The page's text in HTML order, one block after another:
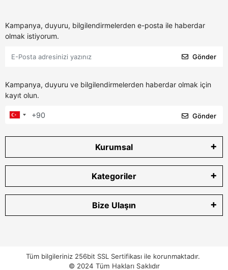
Kampanya, duyuru, bilgilendirmelerden e-posta ile haberdar
olmak istiyorum.
Gönder
Kampanya, duyuru ve bilgilendirmelerden haberdar olmak için
kayıt olun.
Gönder
Kurumsal
Kategoriler
Bize Ulaşın
Tüm bilgileriniz 256bit SSL Sertifikası ile korunmaktadır.
© 2024 Tüm Hakları Saklıdır